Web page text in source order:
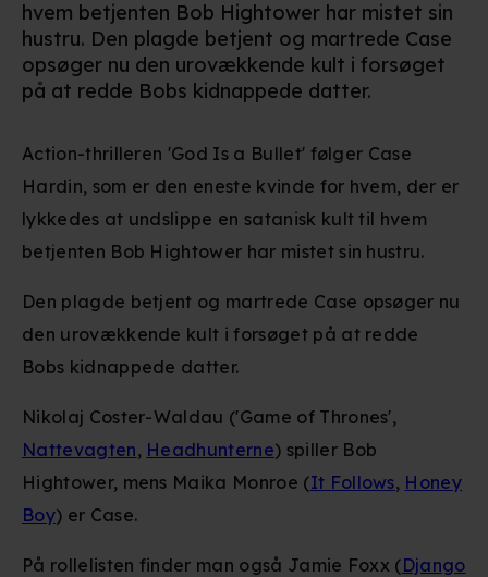
hvem betjenten Bob Hightower har mistet sin
hustru. Den plagde betjent og martrede Case
opsøger nu den urovækkende kult i forsøget
på at redde Bobs kidnappede datter.
Action-thrilleren 'God Is a Bullet' følger Case
Hardin, som er den eneste kvinde for hvem, der er
lykkedes at undslippe en satanisk kult til hvem
betjenten Bob Hightower har mistet sin hustru.
Den plagde betjent og martrede Case opsøger nu
den urovækkende kult i forsøget på at redde
Bobs kidnappede datter.
Nikolaj Coster-Waldau ('Game of Thrones',
Nattevagten, Headhunterne) spiller Bob
Hightower, mens Maika Monroe (It Follows, Honey
Boy) er Case.
På rollelisten finder man også Jamie Foxx (Django